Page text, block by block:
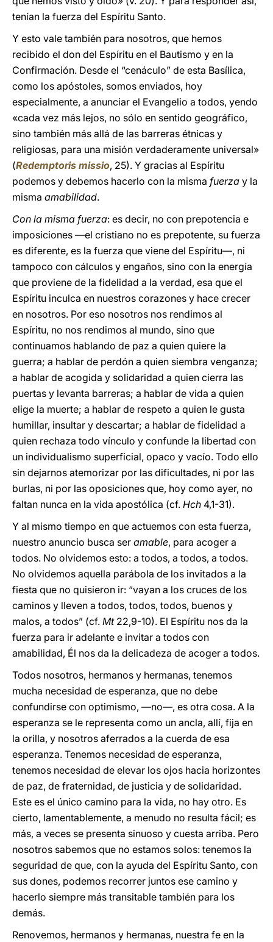
tenían la fuerza del Espíritu Santo.
Y esto vale también para nosotros, que hemos
recibido el don del Espíritu en el Bautismo y en la
Confirmación. Desde el “cenáculo” de esta Basílica,
como los apóstoles, somos enviados, hoy
especialmente, a anunciar el Evangelio a todos, yendo
«cada vez más lejos, no sólo en sentido geográfico,
sino también más allá de las barreras étnicas y
religiosas, para una misión verdaderamente universal»
(Redemptoris missio, 25). Y gracias al Espíritu
podemos y debemos hacerlo con la misma fuerza y la
misma amabilidad.
Con la misma fuerza: es decir, no con prepotencia e
imposiciones —el cristiano no es prepotente, su fuerza
es diferente, es la fuerza que viene del Espíritu—, ni
tampoco con cálculos y engaños, sino con la energía
que proviene de la fidelidad a la verdad, esa que el
Espíritu inculca en nuestros corazones y hace crecer
en nosotros. Por eso nosotros nos rendimos al
Espíritu, no nos rendimos al mundo, sino que
continuamos hablando de paz a quien quiere la
guerra; a hablar de perdón a quien siembra venganza;
a hablar de acogida y solidaridad a quien cierra las
puertas y levanta barreras; a hablar de vida a quien
elige la muerte; a hablar de respeto a quien le gusta
humillar, insultar y descartar; a hablar de fidelidad a
quien rechaza todo vínculo y confunde la libertad con
un individualismo superficial, opaco y vacío. Todo ello
sin dejarnos atemorizar por las dificultades, ni por las
burlas, ni por las oposiciones que, hoy como ayer, no
faltan nunca en la vida apostólica (cf. Hch 4,1-31).
Y al mismo tiempo en que actuemos con esta fuerza,
nuestro anuncio busca ser amable, para acoger a
todos. No olvidemos esto: a todos, a todos, a todos.
No olvidemos aquella parábola de los invitados a la
fiesta que no quisieron ir: “vayan a los cruces de los
caminos y lleven a todos, todos, todos, buenos y
malos, a todos” (cf. Mt22,9-10). El Espíritu nos da la
fuerza para ir adelante e invitar a todos con
amabilidad, Él nos da la delicadeza de acoger a todos.
Todos nosotros, hermanos y hermanas, tenemos
mucha necesidad de esperanza, que no debe
confundirse con optimismo, —no—, es otra cosa. A la
esperanza se le representa como un ancla, allí, fija en
la orilla, y nosotros aferrados a la cuerda de esa
esperanza. Tenemos necesidad de esperanza,
tenemos necesidad de elevar los ojos hacia horizontes
de paz, de fraternidad, de justicia y de solidaridad.
Este es el único camino para la vida, no hay otro. Es
cierto, lamentablemente, a menudo no resulta fácil; es
más, a veces se presenta sinuoso y cuesta arriba. Pero
nosotros sabemos que no estamos solos: tenemos la
seguridad de que, con la ayuda del Espíritu Santo, con
sus dones, podemos recorrer juntos ese camino y
hacerlo siempre más transitable también para los
demás.
Renovemos, hermanos y hermanas, nuestra fe en la